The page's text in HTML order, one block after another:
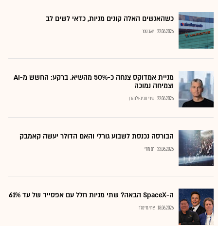
כשהאנשים האלה קונים מניות, כדאי לשים לב
22.06.2026 יואב ספר
מניית אמדוקס צנחה כ-50% מהשיא. ברקע: החשש מ-AI
וצמיחה נמוכה
22.06.2026 שירי חביב-ולדהורן
הבורסה נכנסת לשבוע גורלי והאם הדולר יעשה קאמבק
22.06.2026 רם מורי
ה-SpaceX הבאה? שתי מניות חלל עם אפסייד של עד 61%
18.06.2026 צחי גרינולד